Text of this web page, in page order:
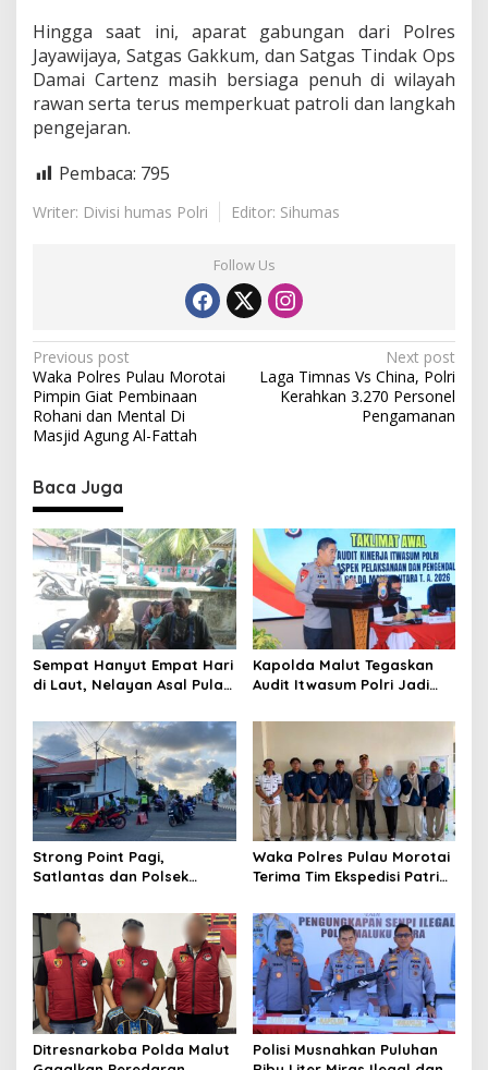
i
t
e
r
r
a
u
y
a
Hingga saat ini, aparat gabungan dari Polres
Jayawijaya, Satgas Gakkum, dan Satgas Tindak Ops
Damai Cartenz masih bersiaga penuh di wilayah
rawan serta terus memperkuat patroli dan langkah
pengejaran.
Pembaca: 795
Writer: Divisi humas Polri Editor: Sihumas
Follow Us
P
o
s
t
n
a
v
i
g
a
t
i
o
n
Previous post
Waka Polres Pulau Morotai
Pimpin Giat Pembinaan
Rohani dan Mental Di
Masjid Agung Al-Fattah
Next post
Laga Timnas Vs China, Polri
Kerahkan 3.270 Personel
Pengamanan
Baca Juga
Sempat Hanyut Empat Hari
di Laut, Nelayan Asal Pulau
Pantai Tawakali Morotai
Utara
Kapolda Malut Tegaskan
Audit Itwasum Polri Jadi
Akuntabilitas dan Kinerja
Strong Point Pagi,
Satlantas dan Polsek
Hadir Wujudkan Keamanan
serta Keselamatan Berlalu
Lintas
Waka Polres Pulau Morotai
Terima Tim Ekspedisi Patriot
Pengabdian dan Riset di
Wilayah Morotai
Ditresnarkoba Polda Malut
Polisi Musnahkan Puluhan